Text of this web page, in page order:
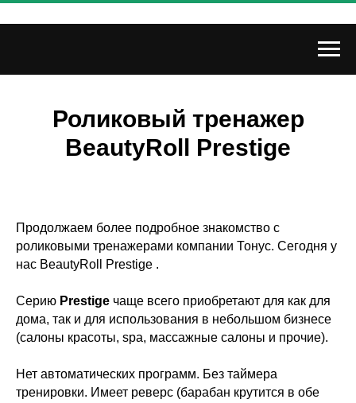
Роликовый тренажер
BeautyRoll Prestige
Продолжаем более подробное знакомство с
роликовыми тренажерами компании Тонус. Сегодня у
нас BeautyRoll Prestige .
Серию Prestige чаще всего приобретают для как для
дома, так и для использования в небольшом бизнесе
(салоны красоты, spa, массажные салоны и прочие).
Нет автоматических программ. Без таймера
тренировки. Имеет реверс (барабан крутится в обе